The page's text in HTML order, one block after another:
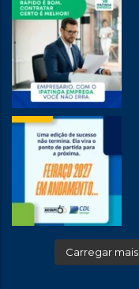
Carregar mais